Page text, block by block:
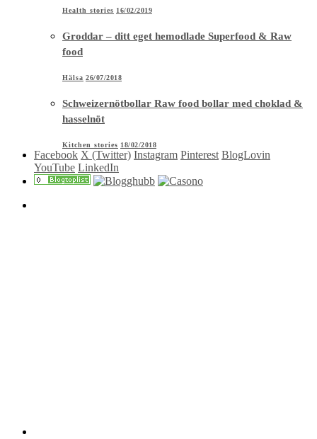
Health stories 16/02/2019
Groddar – ditt eget hemodlade Superfood & Raw
food
Hälsa 26/07/2018
Schweizernötbollar Raw food bollar med choklad &
hasselnöt
Kitchen stories 18/02/2018
Facebook X (Twitter) Instagram Pinterest BlogLovin
YouTube LinkedIn